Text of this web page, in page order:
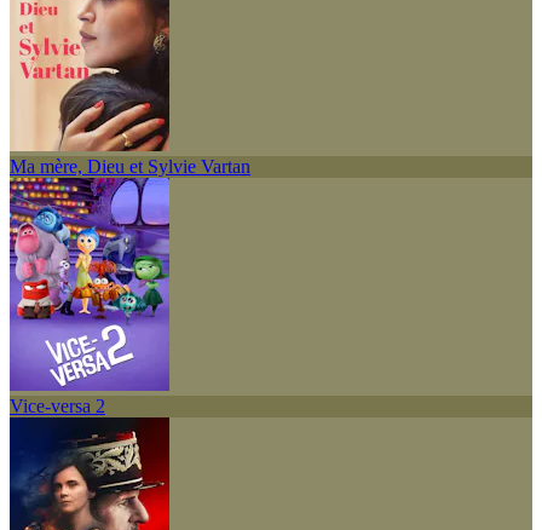
Ma mère, Dieu et Sylvie Vartan
Vice-versa 2